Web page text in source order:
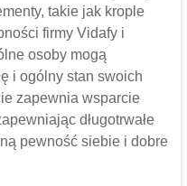
takie jak krople
firmy Vidafy i
osoby mogą
i ogólny stan swoich
zapewnia wsparcie
długotrwałe
pewność siebie i dobre